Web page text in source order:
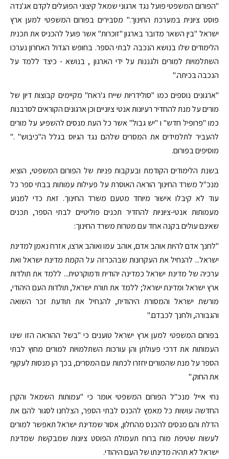
"הפורום המשפטי פועל נגד ארגוני שמאל קיצוני הפועלים לקדם אג'נדה
פוסט ציונית במערכת החינוך." מסבירים בפורום המשפטי למען ארץ
ישראל "בין השאר מדובר בארגון "זוכרות" אשר פועל להכניס את תכנית
הלימודים שלו בנושא הנכבה לבתי הספר. בחופש הגדול האחרון נערכו
השתלמויות למורים ולגננות על ידי הארגון , בנושא - כיצד ללמד על
הנכבה בכיתה."
"ארגונים נוספים כמו "סולידריות שייח ג'ראח" מקיימים קבוצות דיון של
מורים על מנת להחדיר רעיונות אנטי ציוניים וכן ארגונים הקוראים לסרבנות
כמו "פרופיל חדש" ו "יש גבול" אשר כל העת מנסים להשפיע על מורים
להעביר לתלמידים את המסרים שלהם נגד הגיוס בגלל ה"כיבוש" ."
מוסיפים בפורום.
בשנת הלימודים הקודמת ובעקבות פניות של הפורום המשפטי, הוציא
מנכ"ל משרד החינוך הוראה האוסרת על פעילות עמותות בבתי ספר כל
עוד לא קיבלו אישור מיוחד מטעם משרד החינוך. זאת כדי למנוע
מעמותות אנטי-ציוניות להחדיר תכנים פוליטיים לבתי הספר, תכנים
שאינם עולים בקנה אחד עם מטרות משרד החינוך:
"לחנך אדם להיות אוהב אדם, אוהב עמו ואוהב ארצו, אזרח נאמן למדינת
ישראל... להנחיל את העקרונות שבהכרזה על הקמת מדינת ישראל ואת
ערכיה של מדינת ישראל כמדינה יהודית ודמוקרטית... ללמד את תולדות
ארץ ישראל ומדינת ישראל; ללמד את תורת ישראל, תולדות העם היהודי,
מורשת ישראל והמסורת היהודית, להנחיל את תודעת זכר השואה
והגבורה, ולחנך לכבדם."
בפורום המשפטי למען ארץ ישראל טוענים כי "בשל ההוראה הזו שינו
העמותות את דרכי פעולתן והן עורכות השתלמויות למורים מחוץ לבתי
הספר על מנת שהמורים יחזרו לכתות עם המסרים, בכך הן מנסות לעקוף
את החוק."
נחי אייל מנכ"ל הפורום המשפטי אומר כי "עמותות השמאל והקרן
החדשה עושות כל מאמץ להכנס לבתי הספר, הצלחנו לסגור להם את
הדלת והם מנסים להכנס מהחלון, אסור שמדינת ישראל תאפשר למורים
לעשות שטיפת מוח ברוח תעמולת הפוסט ציונות שמבקשת שמדינת
ישראל לא תהיה מדינתו של העם היהודי.